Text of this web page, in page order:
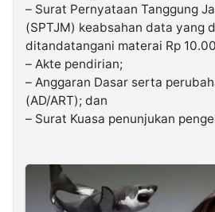
– Surat Pernyataan Tanggung
(SPTJM) keabsahan data yang
ditandatangani materai Rp
– Akte pendirian;
– Anggaran Dasar serta
(AD/ART); dan
– Surat Kuasa penunjukan